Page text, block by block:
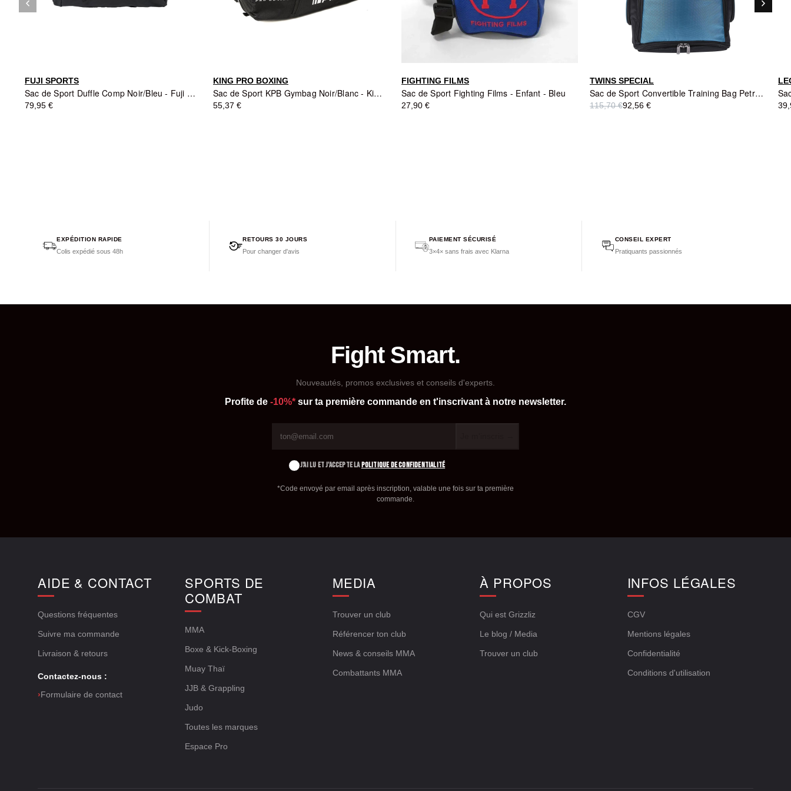
FUJI SPORTS
Sac de Sport Duffle Comp Noir/Bleu - Fuji Sports
79,95 €
KING PRO BOXING
Sac de Sport KPB Gymbag Noir/Blanc - King Pro Boxing
55,37 €
FIGHTING FILMS
Sac de Sport Fighting Films - Enfant - Bleu
27,90 €
TWINS SPECIAL
Sac de Sport Convertible Training Bag Petrol - TWINS
115,70 €92,56 €
Précédent
keyboard_arrow_left Suivant
keyboard_arrow_right
EXPÉDITION RAPIDE
Colis expédié sous 48h
RETOURS 30 JOURS
Pour changer d'avis
PAIEMENT SÉCURISÉ
3×4× sans frais avec Klarna
CONSEIL EXPERT
Pratiquants passionnés
Fight Smart.
Nouveautés, promos exclusives et conseils d'experts.
Profite de -10%* sur ta première commande en t'inscrivant à notre newsletter.
J'AI LU ET J'ACCEPTE LAPOLITIQUE DE CONFIDENTIALITÉ
*Code envoyé par email après inscription, valable une fois sur ta première
commande.
AIDE & CONTACT
Questions fréquentes
Suivre ma commande
Livraison & retours
Contactez-nous :
›Formulaire de contact
SPORTS DE
COMBAT
MMA
Boxe & Kick-Boxing
Muay Thaï
JJB & Grappling
Judo
Toutes les marques
Espace Pro
MEDIA
Trouver un club
Référencer ton club
News & conseils MMA
Combattants MMA
À PROPOS
Qui est Grizzliz
Le blog / Media
Trouver un club
INFOS LÉGALES
CGV
Mentions légales
Confidentialité
Conditions d'utilisation